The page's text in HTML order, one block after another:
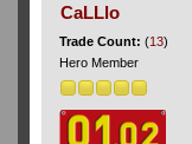
CaLLlo
Trade Count:(13)
Hero Member